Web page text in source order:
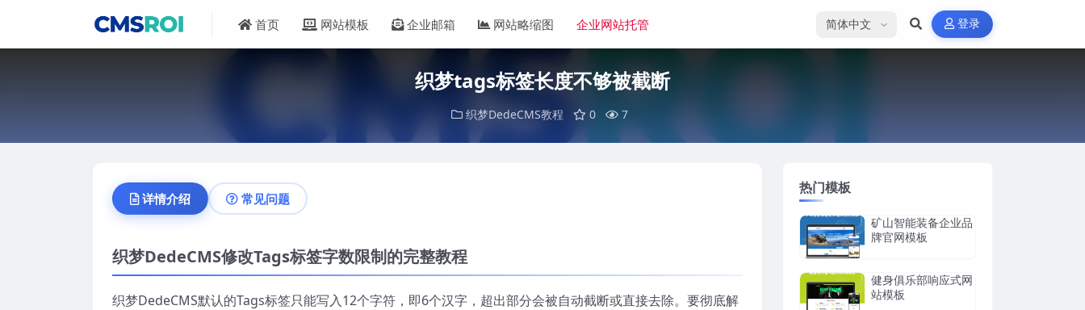
首页 网站模板 企业邮箱 网站略缩图 企业网站托管 选择语言 登录
织梦tags标签长度不够被截断
织梦DedeCMS教程 0 7
详情介绍 常见问题
织梦DedeCMS修改Tags标签字数限制的完整教程
织梦DedeCMS默认的Tags标签只能写入12个字符，即6个汉字，超出部分会被自动截断或直接去除。要彻底解
热门模板
矿山智能装备企业品
牌官网模板
健身俱乐部响应式网
站模板